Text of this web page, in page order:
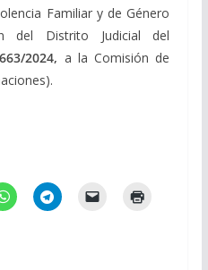
Familiar y de Género
del Distrito Judicial del
2024, a la Comisión de